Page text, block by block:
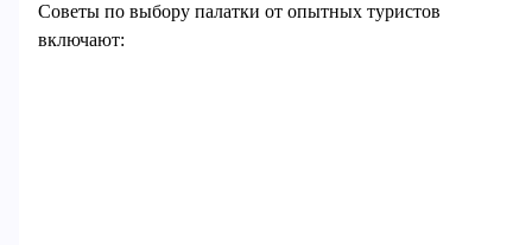
Советы по выбору палатки от опытных туристов
включают: